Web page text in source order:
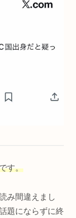
す。
み間違えまし
題にならずに終